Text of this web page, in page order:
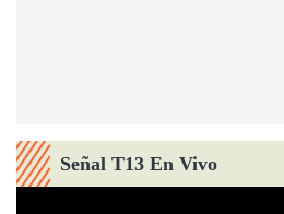
Señal T13 En Vivo